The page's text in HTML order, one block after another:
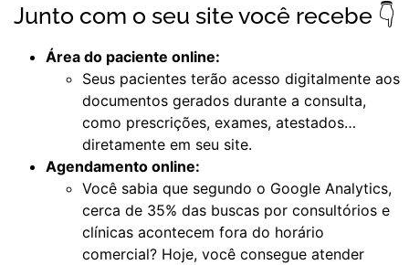
Junto com o seu site você recebe 👇
Área do paciente online:
Seus pacientes terão acesso digitalmente aos
documentos gerados durante a consulta,
como prescrições, exames, atestados…
diretamente em seu site.
Agendamento online:
Você sabia que segundo o Google Analytics,
cerca de 35% das buscas por consultórios e
clínicas acontecem fora do horário
comercial? Hoje, você consegue atender